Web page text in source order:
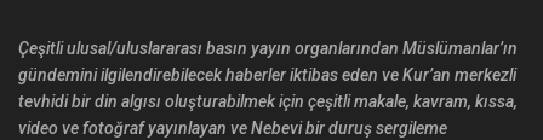
Çeşitli ulusal/uluslararası basın yayın organlarından Müslümanlar’ın
gündemini ilgilendirebilecek haberler iktibas eden ve Kur’an merkezli
tevhidi bir din algısı oluşturabilmek için çeşitli makale, kavram, kıssa,
video ve fotoğraf yayınlayan ve Nebevi bir duruş sergileme